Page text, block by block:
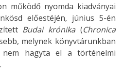
működő nyomda kiadványai
előestéjén, június 5-én
Budai krónika (Chronica
melynek könyvtárunkban
hagyta el a történelmi